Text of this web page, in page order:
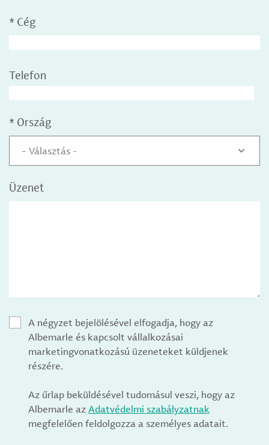
* Cég
Telefon
* Ország
- Választás -
Üzenet
A négyzet bejelölésével elfogadja, hogy az
Albemarle és kapcsolt vállalkozásai
marketingvonatkozású üzeneteket küldjenek
részére.
Az űrlap beküldésével tudomásul veszi, hogy az
Albemarle azAdatvédelmi szabályzatnak
megfelelően feldolgozza a személyes adatait.